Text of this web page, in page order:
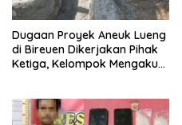
Dugaan Proyek Aneuk Lueng
di Bireuen Dikerjakan Pihak
Ketiga, Kelompok Mengaku